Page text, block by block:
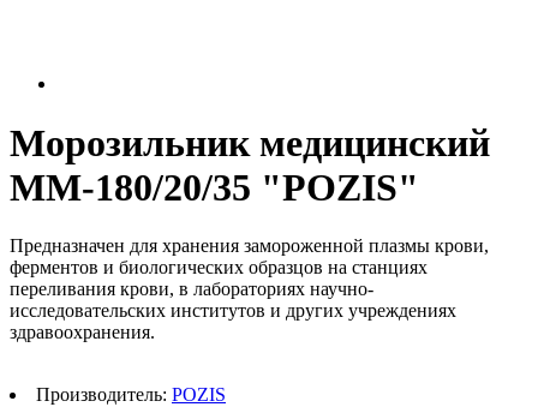
Морозильник медицинский
ММ-180/20/35 "POZIS"
Предназначен для хранения замороженной плазмы крови,
ферментов и биологических образцов на станциях
переливания крови, в лабораториях научно-
исследовательских институтов и других учреждениях
здравоохранения.
Производитель: POZIS